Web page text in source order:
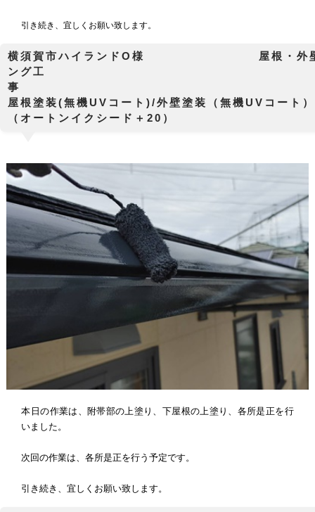
引き続き、宜しくお願い致します。
横須賀市ハイランドO様 屋根・外壁
ング工
屋根塗装(無機UVコート)/外壁塗装（無機UVコート
（オートンイクシード＋20）
本日の作業は、附帯部の上塗り、下屋根の上塗り、各所是正を行
いました。
次回の作業は、各所是正を行う予定です。
引き続き、宜しくお願い致します。